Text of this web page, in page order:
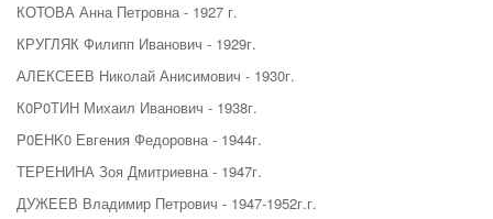
КОТОВА Анна Петровна - 1927 г.
КРУГЛЯК Филипп Иванович - 1929г.
АЛЕКСЕЕВ Николай Анисимович - 1930г.
К0Р0ТИН Михаил Иванович - 1938г.
P0EHK0 Евгения Федоровна - 1944г.
ТЕРЕНИНА Зоя Дмитриевна - 1947г.
ДУЖЕЕВ Владимир Петрович - 1947-1952г.г.